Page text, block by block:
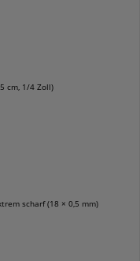
cm, 1/4 Zoll)
scharf (18 × 0,5 mm)